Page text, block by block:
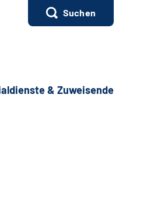
Suchen
& Zuweisende